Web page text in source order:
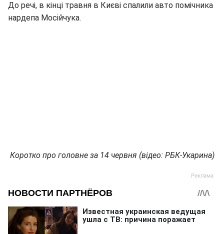
До речі, в кінці травня в Києві спалили авто помічника
нардепа Мосійчука.
Коротко про головне за 14 червня (відео: РБК-Укарина)